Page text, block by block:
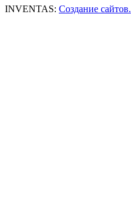
INVENTAS: Создание сайтов.